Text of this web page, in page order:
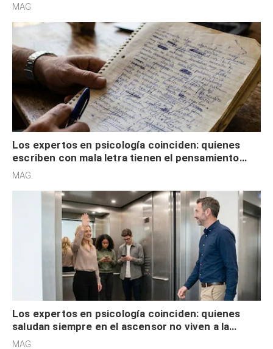
MAG.
Los expertos en psicología coinciden: quienes
escriben con mala letra tienen el pensamiento
acelerado y no lo hacen por desinterés
MAG.
Los expertos en psicología coinciden: quienes
saludan siempre en el ascensor no viven a la
defensiva y tienen apertura social
MAG.